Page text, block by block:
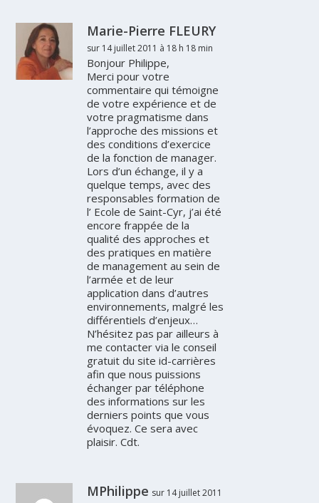
Marie-Pierre FLEURY
sur 14 juillet 2011 à 18 h 18 min
Bonjour Philippe,
Merci pour votre
commentaire qui témoigne
de votre expérience et de
votre pragmatisme dans
l’approche des missions et
des conditions d’exercice
de la fonction de manager.
Lors d’un échange, il y a
quelque temps, avec des
responsables formation de
l’ Ecole de Saint-Cyr, j’ai été
encore frappée de la
qualité des approches et
des pratiques en matière
de management au sein de
l’armée et de leur
application dans d’autres
environnements, malgré les
différentiels d’enjeux…
N’hésitez pas par ailleurs à
me contacter via le conseil
gratuit du site id-carrières
afin que nous puissions
échanger par téléphone
des informations sur les
derniers points que vous
évoquez. Ce sera avec
plaisir. Cdt.
MPhilippe sur 14 juillet 2011